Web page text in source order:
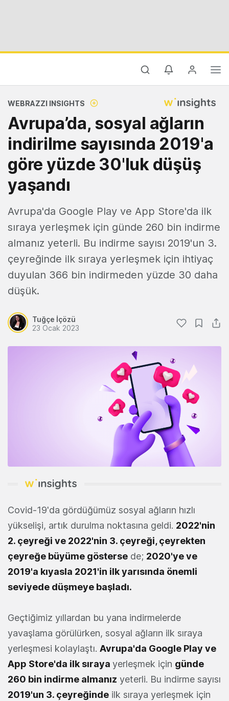
WEBRAZZI INSIGHTS
Avrupa’da, sosyal ağların
indirilme sayısında 2019'a
göre yüzde 30'luk düşüş
yaşandı
Avrupa'da Google Play ve App Store'da ilk
sıraya yerleşmek için günde 260 bin indirme
almanız yeterli. Bu indirme sayısı 2019'un 3.
çeyreğinde ilk sıraya yerleşmek için ihtiyaç
duyulan 366 bin indirmeden yüzde 30 daha
düşük.
Tuğçe İçözü
23 Ocak 2023
Covid-19'da gördüğümüz sosyal ağların hızlı
yükselişi, artık durulma noktasına geldi. 2022'nin
2. çeyreği ve 2022'nin 3. çeyreği, çeyrekten
çeyreğe büyüme gösterse de; 2020'ye ve
2019'a kıyasla 2021'in ilk yarısında önemli
seviyede düşmeye başladı.
Geçtiğimiz yıllardan bu yana indirmelerde
yavaşlama görülürken, sosyal ağların ilk sıraya
yerleşmesi kolaylaştı. Avrupa'da Google Play ve
App Store'da ilk sıraya yerleşmek için günde
260 bin indirme almanız yeterli. Bu indirme sayısı
2019'un 3. çeyreğinde ilk sıraya yerleşmek için